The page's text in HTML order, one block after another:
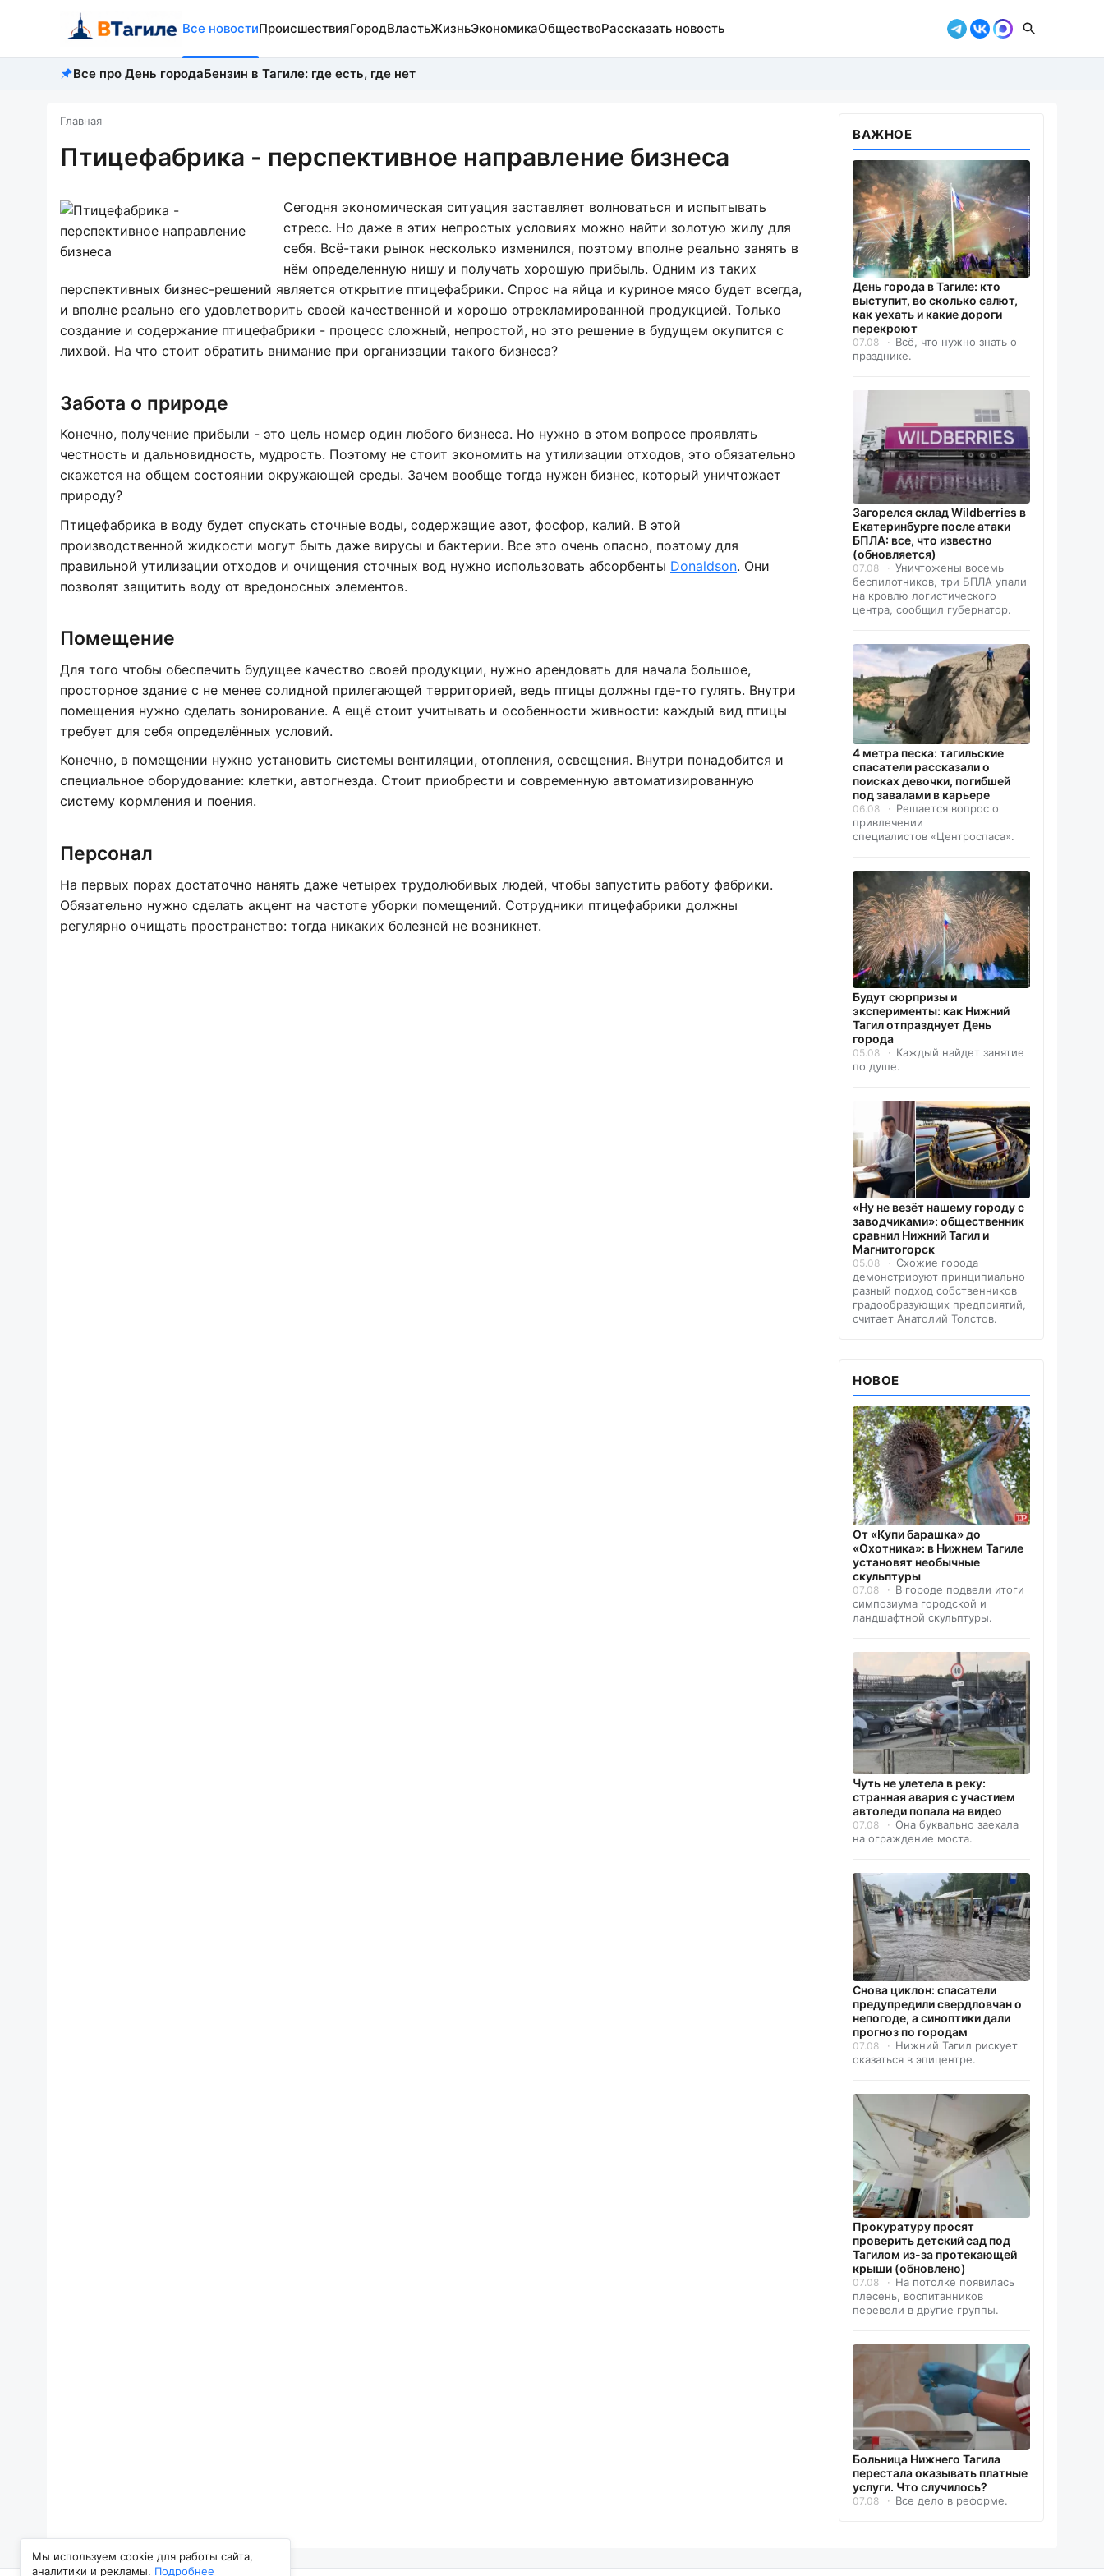
Мы используем cookie для работы сайта,
аналитики и рекламы. Подробнее
Все новостиПроисшествияГородВластьЖизньЭкономикаОбществоРассказать новость
Все про День городаБензин в Тагиле: где есть, где нет
Главная
Птицефабрика - перспективное направление бизнеса
Сегодня экономическая ситуация заставляет волноваться и испытывать
стресс. Но даже в этих непростых условиях можно найти золотую жилу для
себя. Всё-таки рынок несколько изменился, поэтому вполне реально занять в
нём определенную нишу и получать хорошую прибыль. Одним из таких
перспективных бизнес-решений является открытие птицефабрики. Спрос на яйца и куриное мясо будет всегда,
и вполне реально его удовлетворить своей качественной и хорошо отрекламированной продукцией. Только
создание и содержание птицефабрики - процесс сложный, непростой, но это решение в будущем окупится с
лихвой. На что стоит обратить внимание при организации такого бизнеса?
Забота о природе
Конечно, получение прибыли - это цель номер один любого бизнеса. Но нужно в этом вопросе проявлять
честность и дальновидность, мудрость. Поэтому не стоит экономить на утилизации отходов, это обязательно
скажется на общем состоянии окружающей среды. Зачем вообще тогда нужен бизнес, который уничтожает
природу?
Птицефабрика в воду будет спускать сточные воды, содержащие азот, фосфор, калий. В этой
производственной жидкости могут быть даже вирусы и бактерии. Все это очень опасно, поэтому для
правильной утилизации отходов и очищения сточных вод нужно использовать абсорбенты Donaldson. Они
позволят защитить воду от вредоносных элементов.
Помещение
Для того чтобы обеспечить будущее качество своей продукции, нужно арендовать для начала большое,
просторное здание с не менее солидной прилегающей территорией, ведь птицы должны где-то гулять. Внутри
помещения нужно сделать зонирование. А ещё стоит учитывать и особенности живности: каждый вид птицы
требует для себя определённых условий.
Конечно, в помещении нужно установить системы вентиляции, отопления, освещения. Внутри понадобится и
специальное оборудование: клетки, автогнезда. Стоит приобрести и современную автоматизированную
систему кормления и поения.
Персонал
На первых порах достаточно нанять даже четырех трудолюбивых людей, чтобы запустить работу фабрики.
Обязательно нужно сделать акцент на частоте уборки помещений. Сотрудники птицефабрики должны
регулярно очищать пространство: тогда никаких болезней не возникнет.
ВАЖНОЕ
День города в Тагиле: кто
выступит, во сколько салют,
как уехать и какие дороги
перекроют
07.08
Всё, что нужно знать о
празднике.
Загорелся склад Wildberries в
Екатеринбурге после атаки
БПЛА: все, что известно
(обновляется)
07.08
Уничтожены восемь
беспилотников, три БПЛА упали
на кровлю логистического
центра, сообщил губернатор.
4 метра песка: тагильские
спасатели рассказали о
поисках девочки, погибшей
под завалами в карьере
06.08
Решается вопрос о
привлечении
специалистов «Центроспаса».
Будут сюрпризы и
эксперименты: как Нижний
Тагил отпразднует День
города
05.08
Каждый найдет занятие
по душе.
«Ну не везёт нашему городу с
заводчиками»: общественник
сравнил Нижний Тагил и
Магнитогорск
05.08
Схожие города
демонстрируют принципиально
разный подход собственников
градообразующих предприятий,
считает Анатолий Толстов.
НОВОЕ
От «Купи барашка» до
«Охотника»: в Нижнем Тагиле
установят необычные
скульптуры
07.08
В городе подвели итоги
симпозиума городской и
ландшафтной скульптуры.
Чуть не улетела в реку:
странная авария с участием
автоледи попала на видео
07.08
Она буквально заехала
на ограждение моста.
Снова циклон: спасатели
предупредили свердловчан о
непогоде, а синоптики дали
прогноз по городам
07.08
Нижний Тагил рискует
оказаться в эпицентре.
Прокуратуру просят
проверить детский сад под
Тагилом из-за протекающей
крыши (обновлено)
07.08
На потолке появилась
плесень, воспитанников
перевели в другие группы.
Больница Нижнего Тагила
перестала оказывать платные
услуги. Что случилось?
07.08 Все дело в реформе.